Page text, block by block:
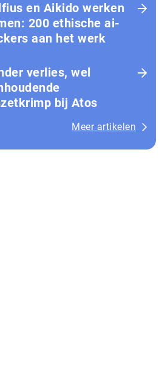
en Aikido werken
200 ethische ai-
aan het werk
verlies, wel
bij Atos
Meer artikelen